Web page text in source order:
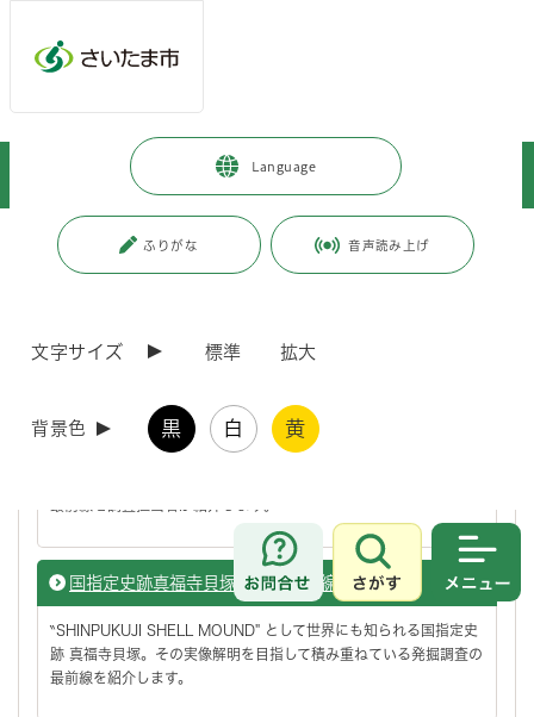
Language
ふりがな 音声読み上げ
文字サイズ 標準 拡大
背景色 黒 白 黄
お問合せ
さがす
観光・スポーツ・文化 > 文化・芸術
ページ番号：J003142
‶SHINPUKUJI SHELL MOUND" として世界にも知られる国指定史
国指定史跡真福寺貝塚 調査最前線 2025
‶SHINPUKUJI SHELL MOUND" として世界にも知られる国指定史
跡 真福寺貝塚。その実像解明を目指して積み重ねている発掘調査の
最前線を紹介します。